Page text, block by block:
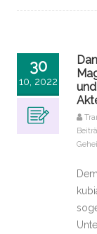
30
10, 2022